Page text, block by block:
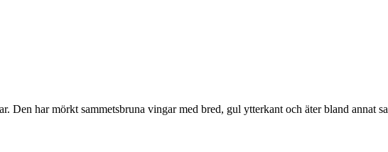
Den har mörkt sammetsbruna vingar med bred, gul ytterkant och äter bland annat